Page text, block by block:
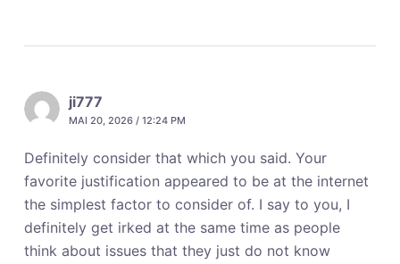
ji777
MAI 20, 2026 / 12:24 PM
Definitely consider that which you said. Your
favorite justification appeared to be at the internet
the simplest factor to consider of. I say to you, I
definitely get irked at the same time as people
think about issues that they just do not know